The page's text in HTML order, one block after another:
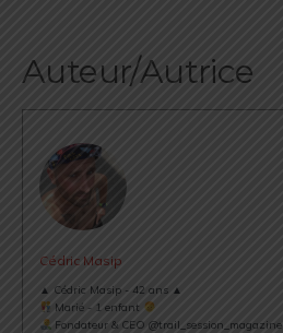
Auteur/Autrice
Cédric Masip
▲ Cédric Masip - 42 ans ▲
Marié - 1 enfant
Fondateur & CEO @trail_session_magazine